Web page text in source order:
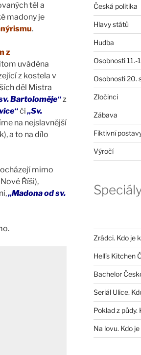
těl a
madony je
.
z
uváděna
z kostela v
děl Mistra
Bartoloměje“z
či„Sv.
na nejslavnější
a to na dílo
mimo
Říši),
„Madona od sv.
Česká politika
Hlavy států
Hudba
Osobnosti 11.-
Osobnosti 20.
Zločinci
Zábava
Fiktivní
Výročí
Zrádci. Kdo je
Hell’s Kitchen
Bachelor
Seriál Ulice.
Poklad z půdy.
Na lovu. Kdo